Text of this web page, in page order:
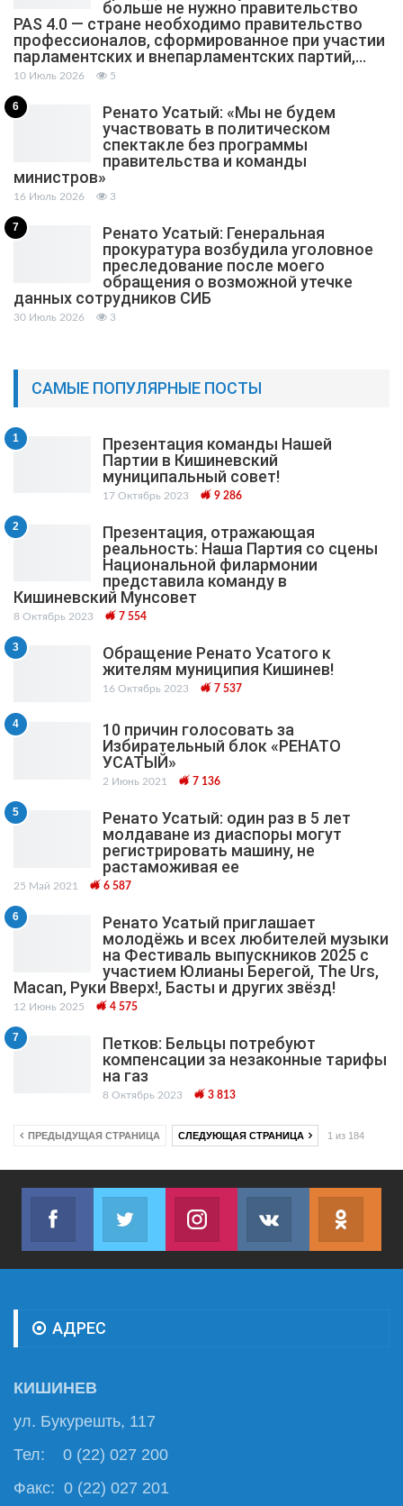
больше не нужно правительство
PAS 4.0 — стране необходимо правительство
профессионалов, сформированное при участии
парламентских и внепарламентских партий,…
10 Июль 2026 5
6
Ренато Усатый: «Мы не будем
участвовать в политическом
спектакле без программы
правительства и команды
министров»
16 Июль 2026 3
7
Ренато Усатый: Генеральная
прокуратура возбудила уголовное
преследование после моего
обращения о возможной утечке
данных сотрудников СИБ
30 Июль 2026 3
САМЫЕ ПОПУЛЯРНЫЕ ПОСТЫ
1
Презентация команды Нашей
Партии в Кишиневский
муниципальный cовет!
17 Октябрь 2023 9 286
2
Презентация, отражающая
реальность: Наша Партия со сцены
Национальной филармонии
представила команду в
Кишиневский Мунсовет
8 Октябрь 2023 7 554
3
Обращение Ренато Усатого к
жителям муниципия Кишинев!
16 Октябрь 2023 7 537
4
10 причин голосовать за
Избирательный блок «РЕНАТО
УСАТЫЙ»
2 Июнь 2021 7 136
5
Ренато Усатый: один раз в 5 лет
молдаване из диаспоры могут
регистрировать машину, не
растаможивая ее
25 Май 2021 6 587
6
Ренато Усатый приглашает
молодёжь и всех любителей музыки
на Фестиваль выпускников 2025 с
участием Юлианы Берегой, The Urs,
Macan, Руки Вверх!, Басты и других звёзд!
12 Июнь 2025 4 575
7
Петков: Бельцы потребуют
компенсации за незаконные тарифы
на газ
8 Октябрь 2023 3 813
ПРЕДЫДУЩАЯ СТРАНИЦА СЛЕДУЮЩАЯ СТРАНИЦА 1 из 184
Facebook
Join us on Facebook
Twitter
Join us on TwitterJoin us on InstagramJoin us on VK
АДРЕС
КИШИНЕВ
ул. Букурешть, 117
Тел: 0 (22) 027 200
Факс: 0 (22) 027 201